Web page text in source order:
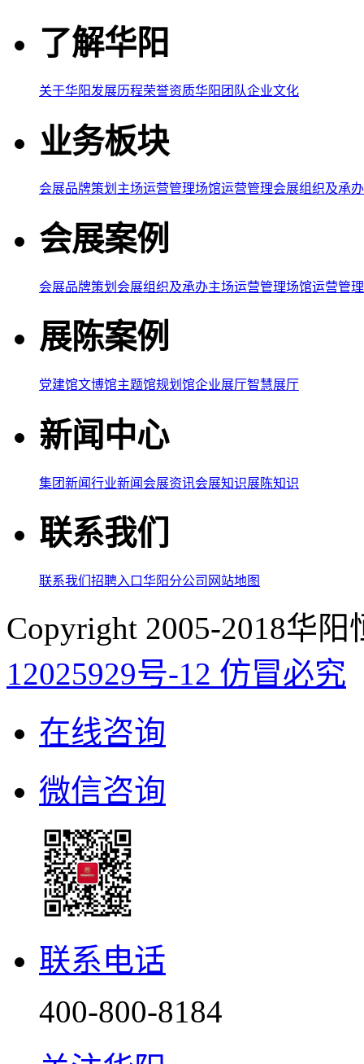
了解华阳
关于华阳发展历程荣誉资质华阳团队企业文化
业务板块
会展品牌策划 主场运营管理场馆运营管理会展组织及承办
会展案例
会展品牌策划 会展组织及承办主场运营管理场馆运营管理
展陈案例
党建馆文博馆主题馆规划馆企业展厅智慧展厅
新闻中心
集团新闻行业新闻 会展资讯会展知识展陈知识
联系我们
联系我们 招聘入口华阳分公司 网站地图
Copyright 2005-2018华
12025929号-12 仿冒必究
在线咨询
微信咨询
联系电话
400-800-8184